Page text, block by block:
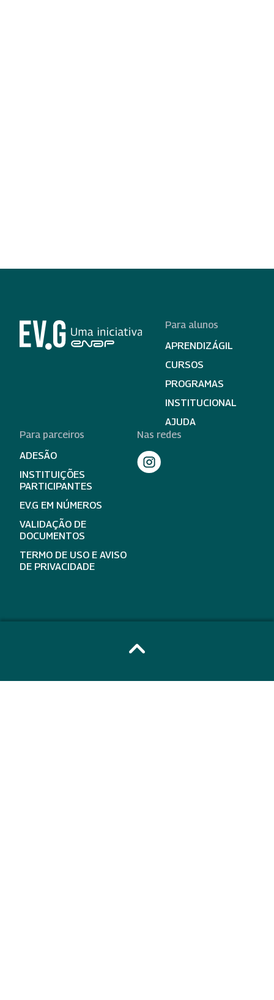
Para alunos
APRENDIZÁGIL
CURSOS
PROGRAMAS
INSTITUCIONAL
AJUDA
Para parceiros
ADESÃO
INSTITUIÇÕES
PARTICIPANTES
EV.G EM NÚMEROS
VALIDAÇÃO DE
DOCUMENTOS
TERMO DE USO E AVISO
DE PRIVACIDADE
Nas redes
expand_less